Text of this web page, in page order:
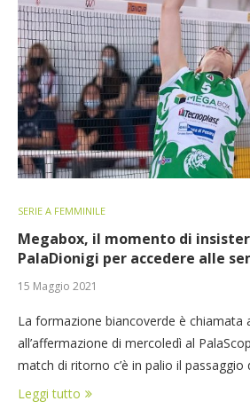
SERIE A FEMMINILE
Megabox, il momento di
PalaDionigi per accedere alle
15 Maggio 2021
La formazione biancoverde è chiamata
all’affermazione di mercoledì al
match di ritorno c’è in palio il passaggio
Leggi tutto